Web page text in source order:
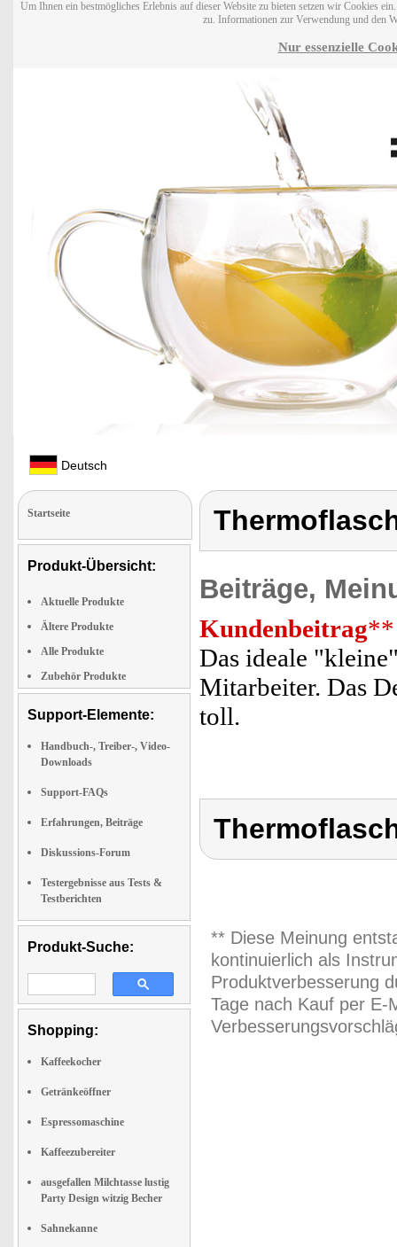
Um Ihnen ein bestmögliches Erlebnis auf dieser Website zu bieten setzen wir Cookies
zu. Informationen zur Verwendung und den
Nur essenzielle
Deutsch
Startseite
Produkt-Übersicht:
Aktuelle Produkte
Ältere Produkte
Alle Produkte
Zubehör Produkte
Support-Elemente:
Handbuch-, Treiber-, Video-
Downloads
Support-FAQs
Erfahrungen, Beiträge
Diskussions-Forum
Testergebnisse aus Tests &
Testberichten
Produkt-Suche:
Shopping:
Kaffeekocher
Getränkeöffner
Espressomaschine
Kaffeezubereiter
ausgefallen Milchtasse lustig
Party Design witzig Becher
Sahnekanne
Beiträge,
Kundenbeitrag**
Das ideale
Mitarbeiter. Das
toll.
** Diese Meinung
kontinuierlich als
Produktverbesserung
Tage nach Kauf per E-